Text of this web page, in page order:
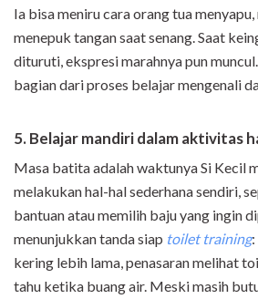
Ia bisa meniru cara orang tua
menepuk tangan saat senang. Saat
dituruti, ekspresi marahnya pun
bagian dari proses belajar mengenali
5. Belajar mandiri dalam aktivitas
Masa batita adalah waktunya Si Kecil
melakukan hal-hal sederhana sendiri,
bantuan atau memilih baju yang ingin
menunjukkan tanda siap toilet training
kering lebih lama, penasaran melihat
tahu ketika buang air. Meski masih